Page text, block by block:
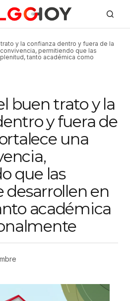
y la confianza dentro y fuera de la
permitiendo que las
tanto académica como
buen trato y la
y fuera de
una
que las
desarrollen en
académica